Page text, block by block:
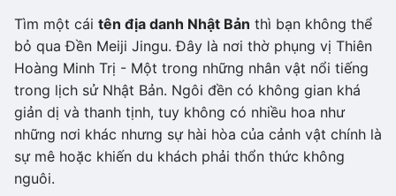
Tìm một cái tên địa danh Nhật Bản thì bạn không thể
bỏ qua Đền Meiji Jingu. Đây là nơi thờ phụng vị Thiên
Hoàng Minh Trị - Một trong những nhân vật nổi tiếng
trong lịch sử Nhật Bản. Ngôi đền có không gian khá
giản dị và thanh tịnh, tuy không có nhiều hoa như
những nơi khác nhưng sự hài hòa của cảnh vật chính là
sự mê hoặc khiến du khách phải thổn thức không
nguôi.